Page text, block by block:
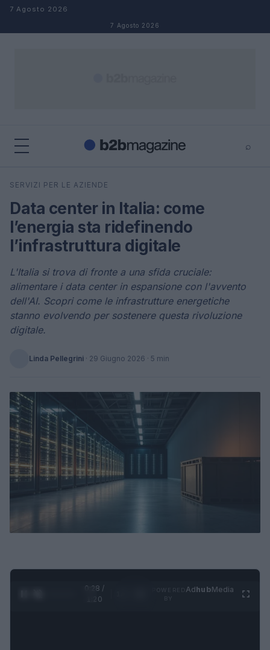
Salta al contenuto
7 Agosto 2026
7 Agosto 2026
⌕
Cerca
SERVIZI PER LE AZIENDE
Data center in Italia: come
l’energia sta ridefinendo
l’infrastruttura digitale
L'Italia si trova di fronte a una sfida cruciale:
alimentare i data center in espansione con l'avvento
dell'AI. Scopri come le infrastrutture energetiche
stanno evolvendo per sostenere questa rivoluzione
digitale.
Linda Pellegrini · 29 Giugno 2026 · 5 min
0:29 /
1:20
AdhubMedia